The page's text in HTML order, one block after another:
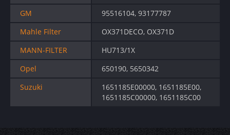
GM
95516104, 93177787
Mahle Filter
OX371DECO, OX371D
MANN-FILTER
HU713/1X
Opel
650190, 5650342
Suzuki
1651185E00000, 1651185E00,
1651185C00000, 1651185C00